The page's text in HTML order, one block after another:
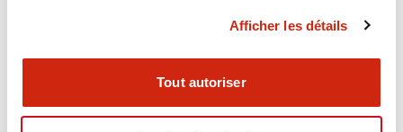
Afficher les détails
Tout autoriser
Ressources et documents